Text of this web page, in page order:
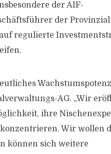
der AIF-
der Provinzial
regulierte
AG. „Wir
ihre
Wir wollen
können sich weitere